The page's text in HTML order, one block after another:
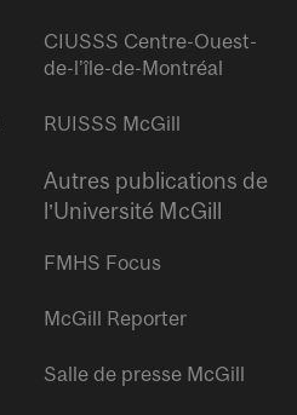
CIUSSS Centre-Ouest-
de-l’île-de-Montréal
RUISSS McGill
Autres publications de
l’Université McGill
FMHS Focus
McGill Reporter
Salle de presse McGill